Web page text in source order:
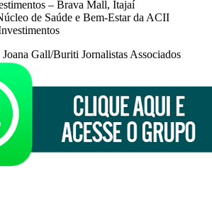
– Brava Mall, Itajaí
de Saúde e Bem-Estar da ACII
Joana Gall/Buriti Jornalistas Associados